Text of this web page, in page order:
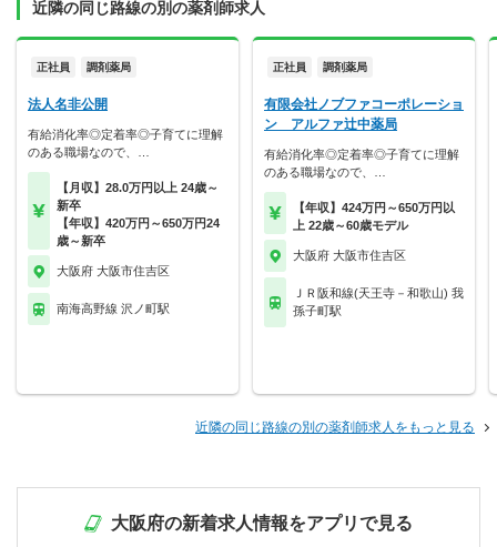
近隣の同じ路線の別の薬剤師求人
正社員 調剤薬局
法人名非公開
有給消化率◎定着率◎子育てに理解
のある職場なので、…
【月収】28.0万円以上 24歳～
新卒
【年収】420万円～650万円24
歳～新卒
大阪府 大阪市住吉区
南海高野線 沢ノ町駅
正社員 調剤薬局
有限会社ノブファコーポレーショ
ン アルファ辻中薬局
有給消化率◎定着率◎子育てに理解
のある職場なので、…
【年収】424万円～650万円以
上 22歳～60歳モデル
大阪府 大阪市住吉区
ＪＲ阪和線(天王寺－和歌山) 我
孫子町駅
近隣の同じ路線の別の薬剤師求人をもっと見る
大阪府の新着求人情報をアプリで見る